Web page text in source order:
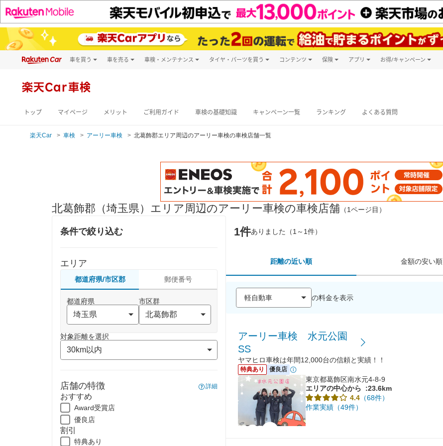
車を買う
新車
車を売る 車検・メンテナンス タイヤ・パーツを買う コンテンツ 保険 アプリ お得/キャンペーン
楽天Car車検
トップ マイページ メリット ご利用ガイド 車検の基礎知識 キャンペーン一覧 ランキング よくある質問
楽天Car 車検 アーリー車検 北葛飾郡エリア周辺のアーリー車検の車検店舗一覧
北葛飾郡（埼玉県）エリア周辺のアーリー車検の車検店舗 （1ページ目）
条件で絞り込む
エリア
都道府県/市区郡 郵便番号
都道府県 市区群
対象距離を選択
店舗の特徴 詳細
おすすめ
Award受賞店
優良店
割引
特典あり
1件ありました（1～1件）
距離の近い順 金額の安い順
の料金を表示
アーリー車検 水元公園
SS
ヤマヒロ車検は年間12,000台の信頼と実績！！
特典あり 優良店
東京都葛飾区南水元4-8-9
エリアの中心から
:23.6km
4.4 （68件）
作業実績（49件）